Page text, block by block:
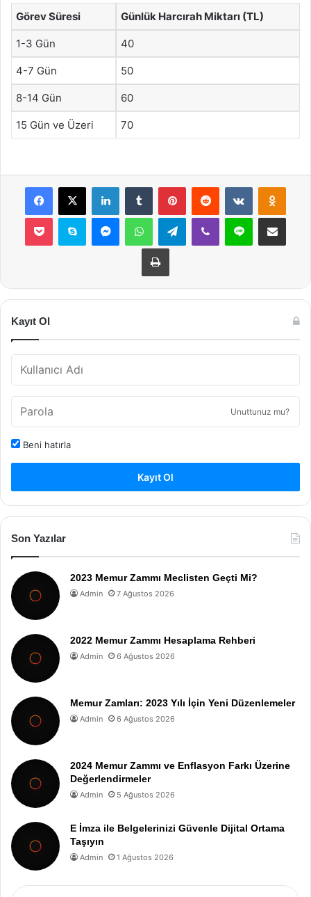
Görev Süresi Günlük Harcırah Miktarı (TL)
1-3 Gün 40
4-7 Gün 50
8-14 Gün 60
15 Gün ve Üzeri 70
Facebook
X LinkedInTumblr PinterestReddit VKontakte
Pocket Skype MessengerWhatsAppTelegramViber Line E-Posta ile
Yazdır
Kayıt Ol
Unuttunuz mu?
Beni hatırla
Kayıt Ol
Son Yazılar
2023 Memur Zammı Meclisten Geçti Mi?
Admin 7 Ağustos 2026
2022 Memur Zammı Hesaplama Rehberi
Admin 6 Ağustos 2026
Memur Zamları: 2023 Yılı İçin Yeni Düzenlemeler
Admin 6 Ağustos 2026
2024 Memur Zammı ve Enflasyon Farkı Üzerine
Değerlendirmeler
Admin 5 Ağustos 2026
E İmza ile Belgelerinizi Güvenle Dijital Ortama
Taşıyın
Admin 1 Ağustos 2026